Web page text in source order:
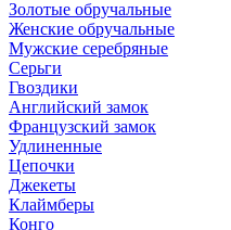
Золотые обручальные
Женские обручальные
Мужские серебряные
Серьги
Гвоздики
Английский замок
Французский замок
Удлиненные
Цепочки
Джекеты
Клаймберы
Конго